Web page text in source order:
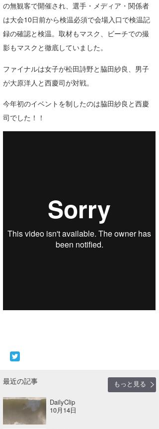
の無観客で開催され、選手・メディア・関係者
は大会10日前から検温必須で会場入口で検温記
録の確認と検温。取材もマスク、ビーチでの撮
影もマスクと徹底していました。
ファイナルは女子が松田詩野と脇田紗良、男子
が大原洋人と西慶司が対戦。
今年初のイベントを制したのは脇田紗良と西慶
司でした！！
最近の記事
もっと見る
DailyClip
10月14日
ライター/寄稿メディア
Core Surf Japan
Naoya Kimoto
mitsuteru Kamio
arukasvision
メディア
SURFMEDIA
波伝説アンバサダー/プロライダー
嵯峨明日香
NOBUFUKU
大野”MAR”修聖
+☆maki☆+
H
S.K
Soulman
VAGY